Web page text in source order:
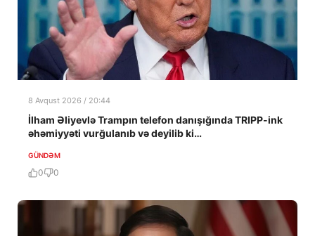
8 Avqust 2026 / 20:44
İlham Əliyevlə Trampın telefon danışığında TRIPP-ink
əhəmiyyəti vurğulanıb və deyilib ki…
GÜNDƏM
0 0